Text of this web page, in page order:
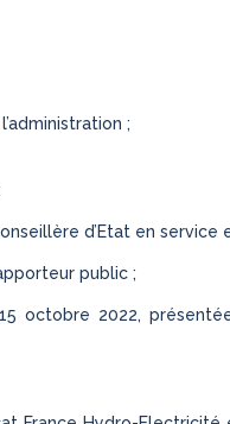
;
d’Etat en service
public ;
octobre 2022,